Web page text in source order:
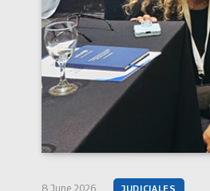
8 June 2026 JUDICIALES